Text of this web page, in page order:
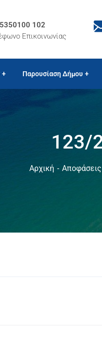
102
Επικοινωνίας
Παρουσίαση Δήμου
123/
Αρχική